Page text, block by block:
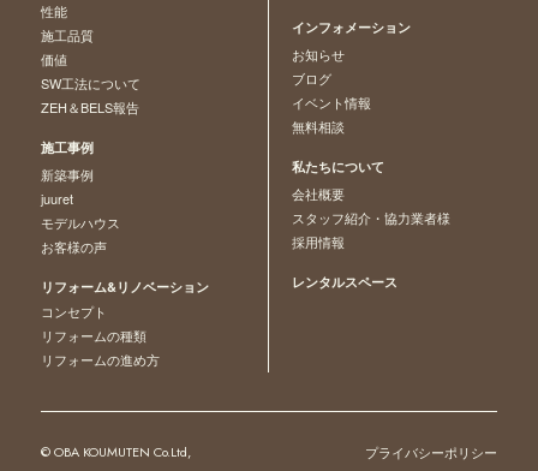
性能
施工品質
価値
SW工法について
ZEH＆BELS報告
施工事例
新築事例
juuret
モデルハウス
お客様の声
リフォーム&リノベーション
コンセプト
リフォームの種類
リフォームの進め方
インフォメーション
お知らせ
ブログ
イベント情報
無料相談
私たちについて
会社概要
スタッフ紹介・協力業者様
採用情報
レンタルスペース
© OBA KOUMUTEN Co.Ltd, プライバシーポリシー